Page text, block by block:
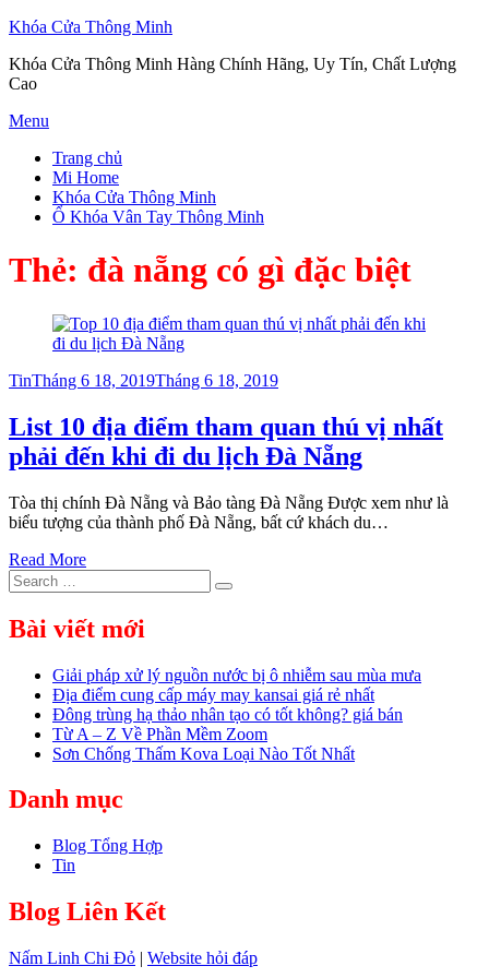
Khóa Cửa Thông Minh
Khóa Cửa Thông Minh Hàng Chính Hãng, Uy Tín, Chất Lượng
Cao
Skip
content
Menu
Trang chủ
Mi Home
Khóa Cửa Thông Minh
Ổ Khóa Vân Tay Thông Minh
Thẻ: đà nẵng có gì đặc biệt
TinPosted
Tháng 6 18, 2019Tháng 6 18, 2019
List 10 địa điểm tham quan thú vị nhất
phải đến khi đi du lịch Đà Nẵng
Tòa thị chính Đà Nẵng và Bảo tàng Đà Nẵng Được xem như là
biểu tượng của thành phố Đà Nẵng, bất cứ khách du…
Read More
Search
for:
Search
Bài viết mới
Giải pháp xử lý nguồn nước bị ô nhiễm sau mùa mưa
Địa điểm cung cấp máy may kansai giá rẻ nhất
Đông trùng hạ thảo nhân tạo có tốt không? giá bán
Từ A – Z Về Phần Mềm Zoom
Sơn Chống Thấm Kova Loại Nào Tốt Nhất
Danh mục
Blog Tổng Hợp
Tin
Blog Liên Kết
Nấm Linh Chi Đỏ | Website hỏi đáp